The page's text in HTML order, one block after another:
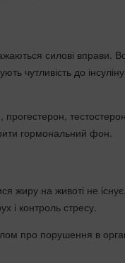
силові вправи.
чутливість до інсуліну.
прогестерон,
гормональний фон.
жиру на животі не існує.
і контроль стресу.
про порушення в